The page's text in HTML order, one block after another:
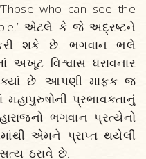
who can see the
એટલે કે જે અદ્રષ્ટને
શકે છે. ભગવાન ભલે
વિશ્વાસ ધરાવનાર
છે. આપણી માફક જ
પ્રભાવકતાનું
ભગવાન પ્રત્યેનો
એમને પ્રાપ્ત થયેલી
ઠરાવે છે.